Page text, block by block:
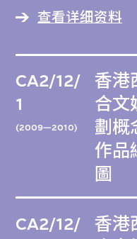
查看详细资料
CA2/12/
1
(2009—2010)
香港
合文
劃概
作品
圖
CA2/12/
香港